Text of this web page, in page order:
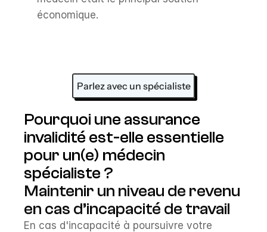
économique.
Parlez avec un spécialiste
Pourquoi une assurance
invalidité est-elle essentielle
pour un(e) médecin
spécialiste ?
Maintenir un niveau de revenu
en cas d’incapacité de travail
En cas d'incapacité à poursuivre votre